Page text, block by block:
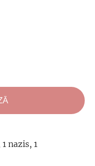
nazis, 1